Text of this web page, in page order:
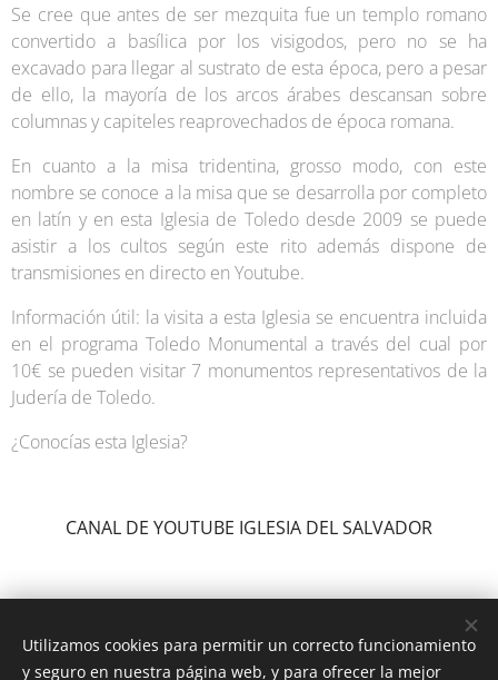
Se cree que antes de ser mezquita fue un templo romano
convertido a basílica por los visigodos, pero no se ha
excavado para llegar al sustrato de esta época, pero a pesar
de ello, la mayoría de los arcos árabes descansan sobre
columnas y capiteles reaprovechados de época romana.
En cuanto a la misa tridentina, grosso modo, con este
nombre se conoce a la misa que se desarrolla por completo
en latín y en esta Iglesia de Toledo desde 2009 se puede
asistir a los cultos según este rito además dispone de
transmisiones en directo en Youtube.
Información útil: la visita a esta Iglesia se encuentra incluida
en el programa Toledo Monumental a través del cual por
10€ se pueden visitar 7 monumentos representativos de la
Judería de Toledo.
¿Conocías esta Iglesia?
CANAL DE YOUTUBE IGLESIA DEL SALVADOR
Utilizamos cookies para permitir un correcto funcionamiento
y seguro en nuestra página web, y para ofrecer la mejor